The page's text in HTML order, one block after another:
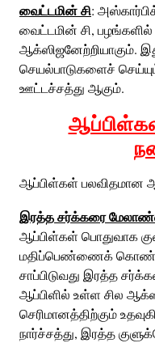
வைட்டமின் சி:
வைட்டமின் சி,
ஆக்ஸிஜனேற்றியாகும்.
செயல்பாடுகளைச்
ஊட்டச்சத்து ஆகும்.
ஆப்பிள்கள்
இரத்த சர்க்கரை
ஆப்பிள்கள் பொதுவாக
மதிப்பெண்ணைக்
சாப்பிடுவது இரத்த
ஆப்பிளில் உள்ள சில
செரிமானத்திற்கும்
நார்ச்சத்து, இரத்த